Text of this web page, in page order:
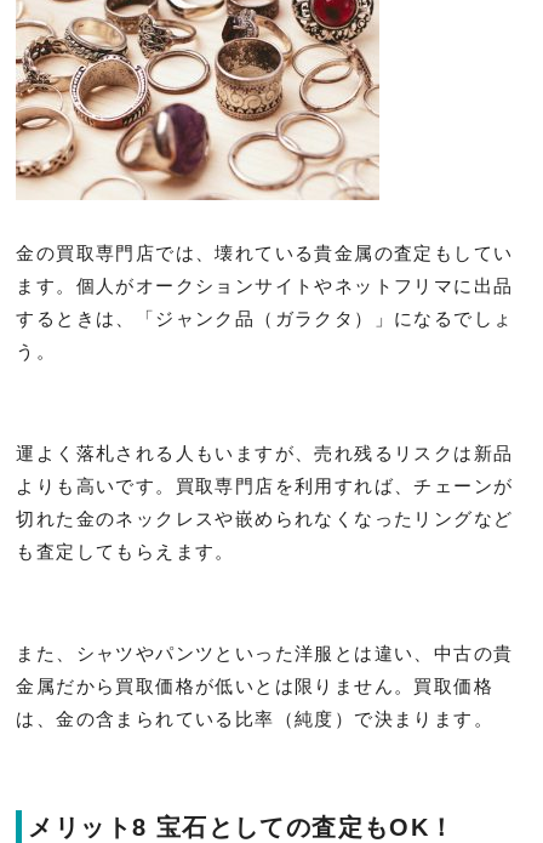
金の買取専門店では、壊れている貴金属の査定もしてい
ます。個人がオークションサイトやネットフリマに出品
するときは、「ジャンク品（ガラクタ）」になるでしょ
う。
運よく落札される人もいますが、売れ残るリスクは新品
よりも高いです。買取専門店を利用すれば、チェーンが
切れた金のネックレスや嵌められなくなったリングなど
も査定してもらえます。
また、シャツやパンツといった洋服とは違い、中古の貴
金属だから買取価格が低いとは限りません。買取価格
は、金の含まられている比率（純度）で決まります。
メリット8 宝石としての査定もOK！